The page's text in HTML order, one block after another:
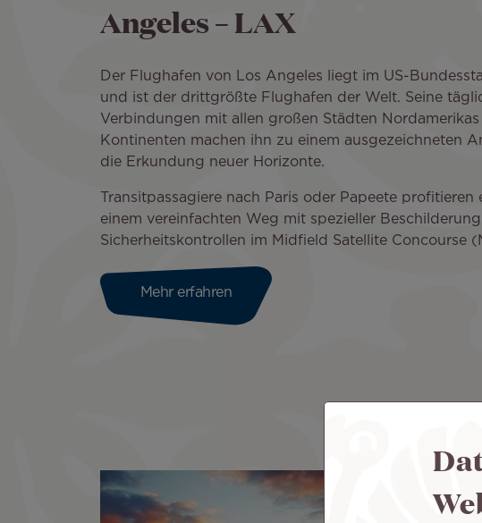
Angeles – LAX
Der Flughafen von Los Angeles liegt im US-
und ist der drittgrößte Flughafen der Welt. Seine
Verbindungen mit allen großen Städten
Kontinenten machen ihn zu einem ausgezeichneten
die Erkundung neuer Horizonte.
Transitpassagiere nach Paris oder Papeete profitieren
einem vereinfachten Weg mit spezieller
Sicherheitskontrollen im Midfield Satellite Concourse
Mehr erfahren